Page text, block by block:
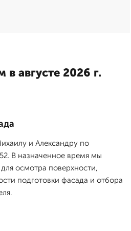
августе 2026 г.
и Александру по
В назначенное время мы
осмотра поверхности,
подготовки фасада и отбора